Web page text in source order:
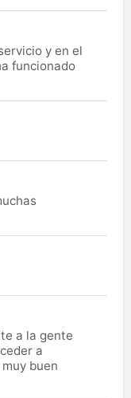
y en el
funcionado
a la gente
a
buen